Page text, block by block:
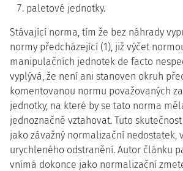
paletové jednotky.
Stávající norma, tím že bez náhrady
normy předcházející (1), již výčet
manipulačních jednotek de facto
vyplývá, že není ani stanoven okruh
komentovanou normu považovaných
jednotky, na které by se tato norma
jednoznačně vztahovat. Tuto
jako závažný normalizační nedostatek,
urychleného odstranění. Autor článku
vnímá dokonce jako normalizační